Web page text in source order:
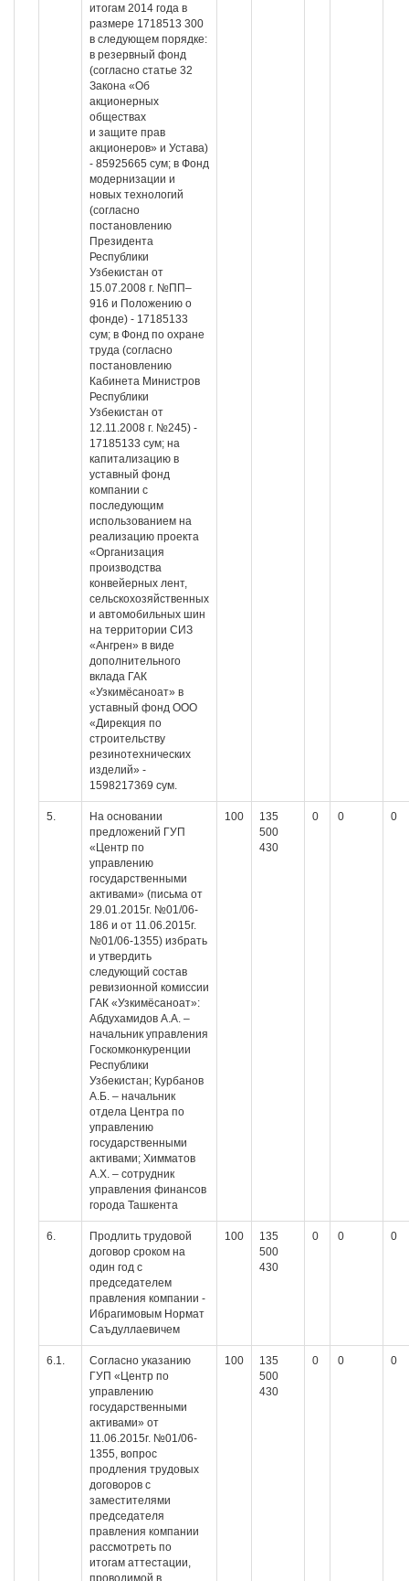
итогам 2014 года в
размере 1718513 300
в следующем порядке:
в резервный фонд
(согласно статье 32
Закона «Об
акционерных
обществах
и защите прав
акционеров» и Устава)
- 85925665 сум; в Фонд
модернизации и
новых технологий
(согласно
постановлению
Президента
Республики
Узбекистан от
15.07.2008 г. №ПП–
916 и Положению о
фонде) - 17185133
сум; в Фонд по охране
труда (согласно
постановлению
Кабинета Министров
Республики
Узбекистан от
12.11.2008 г. №245) -
17185133 сум; на
капитализацию в
уставный фонд
компании с
последующим
использованием на
реализацию проекта
«Организация
производства
конвейерных лент,
сельскохозяйственных
и автомобильных шин
на территории СИЗ
«Ангрен» в виде
дополнительного
вклада ГАК
«Узкимёсаноат» в
уставный фонд ООО
«Дирекция по
строительству
резинотехнических
изделий» -
1598217369 сум.
5.
На основании
предложений ГУП
«Центр по
управлению
государственными
активами» (письма от
29.01.2015г. №01/06-
186 и от 11.06.2015г.
№01/06-1355) избрать
и утвердить
следующий состав
ревизионной комиссии
ГАК «Узкимёсаноат»:
Абдухамидов А.А. –
начальник управления
Госкомконкуренции
Республики
Узбекистан; Курбанов
А.Б. – начальник
отдела Центра по
управлению
государственными
активами; Химматов
А.Х. – сотрудник
управления финансов
города Ташкента
100
135
500
430
0 0 0
6.
Продлить трудовой
договор сроком на
один год с
председателем
правления компании -
Ибрагимовым Нормат
Саъдуллаевичем
100
135
500
430
0 0 0
6.1.
Согласно указанию
ГУП «Центр по
управлению
государственными
активами» от
11.06.2015г. №01/06-
1355, вопрос
продления трудовых
договоров с
заместителями
председателя
правления компании
рассмотреть по
итогам аттестации,
проводимой в
100
135
500
430
0 0 0